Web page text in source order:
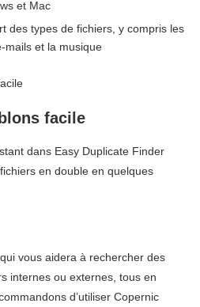
et Mac
des types de fichiers, y compris les
mails et la musique
facile
dans Easy Duplicate Finder
en double en quelques
vous aidera à rechercher des
internes ou externes, tous en
d’utiliser Copernic